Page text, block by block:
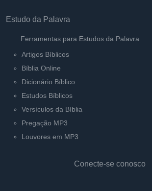
Estudo da Palavra
Ferramentas para Estudos da Palavra
Artigos Bíblicos
Bíblia Online
Dicionário Bíblico
Estudos Bíblicos
Versículos da Bíblia
Pregação MP3
Louvores em MP3
Conecte-se conosco